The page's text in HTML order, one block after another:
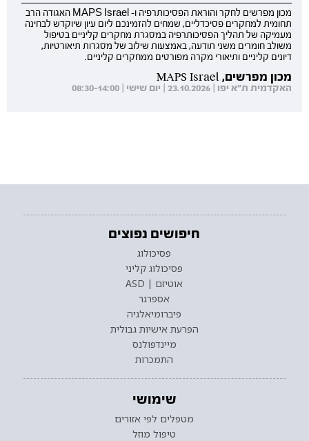
מכון מפרשים לחקר והוראת הפסיכותרפיה ו- MAPS Israel האגודה הרב
תחומית למחקרים פסיכדליים, שמחים להזמינכם ליום עיון שיוקדש לבחינה
מעמיקה של תהליך הפסיכותרפיה במסגרת מחקרים קליניים בטיפול
משולב חומרים משני תודעה, באמצעות שילוב של מסגרות תיאורטיות,
דיונים קליניים ותיאורי מקרה מפורטים ממחקרים קליניים.
מכון מפרשים, MAPS Israel
האקדמית ת"א יפו | 23.10.2026 | יום שישי | 08:30-14:00
חיפושים נפוצים
פסיכולוג
פסיכולוג קליני
אוטיזם | ASD
אספרגר
פיברומיאלגיה
הפרעת אישיות גבולית
מיינדפולנס
התמכרות
שימושי
מטפלים לפי אזורים
טיפול מוזל